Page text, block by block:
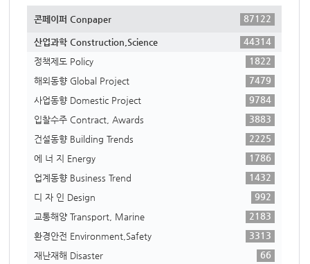
콘페이퍼 Conpaper 87122
산업과학 Construction,Science
44314
정책제도 Policy
1822
해외동향 Global Project
7479
사업동향 Domestic Project
9784
입찰수주 Contract, Awards
3883
건설동향 Building Trends
2225
에 너 지 Energy
1786
업계동향 Business Trend
1432
디 자 인 Design
992
교통해양 Transport, Marine
2183
환경안전 Environment,Safety
3313
재난재해 Disaster
66